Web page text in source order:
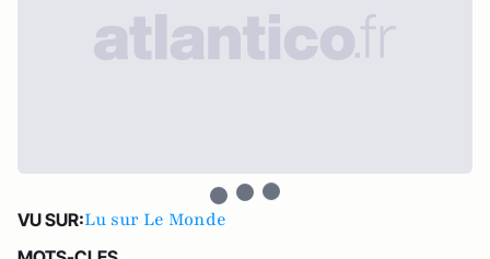
VU SUR:Lu sur Le Monde